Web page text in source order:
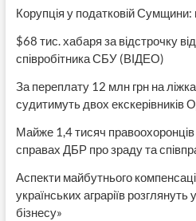
Корупція у податковій Сумщини:
$68 тис. хабаря за відстрочку
співробітника СБУ (ВІДЕО)
За переплату 12 млн грн на
судитимуть двох екскерівників
Майже 1,4 тисяч
справах ДБР про зраду та
Аспекти майбутнього
українських аграріїв розглянуть
бізнесу»